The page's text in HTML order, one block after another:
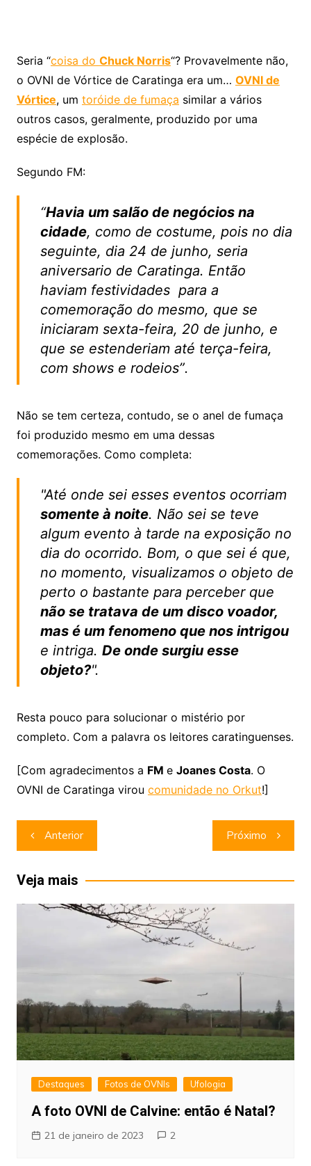
Seria “coisa do Chuck Norris“? Provavelmente não,
o OVNI de Vórtice de Caratinga era um… OVNI de
Vórtice, um toróide de fumaça similar a vários
outros casos, geralmente, produzido por uma
espécie de explosão.
Segundo FM:
“Havia um salão de negócios na
cidade, como de costume, pois no dia
seguinte, dia 24 de junho, seria
aniversario de Caratinga. Então
haviam festividades para a
comemoração do mesmo, que se
iniciaram sexta-feira, 20 de junho, e
que se estenderiam até terça-feira,
com shows e rodeios”.
Não se tem certeza, contudo, se o anel de fumaça
foi produzido mesmo em uma dessas
comemorações. Como completa:
"Até onde sei esses eventos ocorriam
somente à noite. Não sei se teve
algum evento à tarde na exposição no
dia do ocorrido. Bom, o que sei é que,
no momento, visualizamos o objeto de
perto o bastante para perceber que
não se tratava de um disco voador,
mas é um fenomeno que nos intrigou
e intriga. De onde surgiu esse
objeto?".
Resta pouco para solucionar o mistério por
completo. Com a palavra os leitores caratinguenses.
[Com agradecimentos a FM e Joanes Costa. O
OVNI de Caratinga virou comunidade no Orkut!]
Navegação
de
Post
Anterior Próximo
Veja mais
Destaques Fotos de OVNIs Ufologia
A foto OVNI de Calvine: então é Natal?
21 de janeiro de 2023 2